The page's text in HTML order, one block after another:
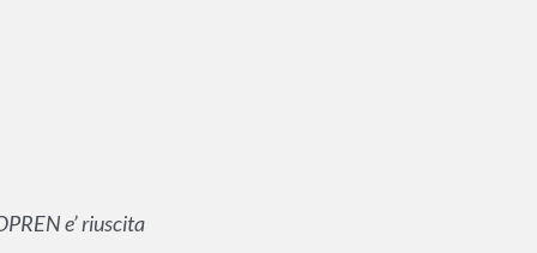
e’ riuscita